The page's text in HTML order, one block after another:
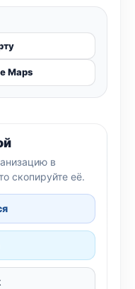
Maps
в
скопируйте её.